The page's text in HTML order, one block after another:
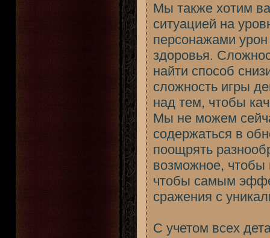
Мы также хотим
ситуацией на
персонажами
здоровья.
найти способ
сложность игры
над тем, чтобы
Мы не можем
содержаться в
поощрять
возможное, чтобы
чтобы самым
сражения с
С учетом всех